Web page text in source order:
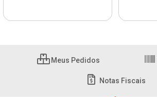
Meus Pedidos
Notas Fiscais